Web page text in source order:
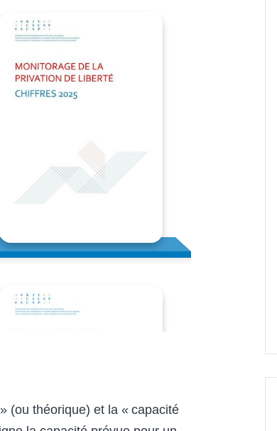
(ou théorique) et la « capacité